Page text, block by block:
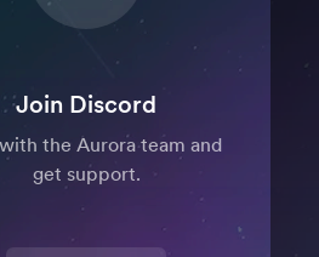
Join Discord
the Aurora team and
get support.